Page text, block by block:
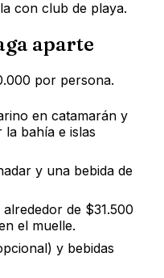
con club de playa.
aparte
por persona.
en catamarán y
bahía e islas
y una bebida de
de $31.500
el muelle.
y bebidas